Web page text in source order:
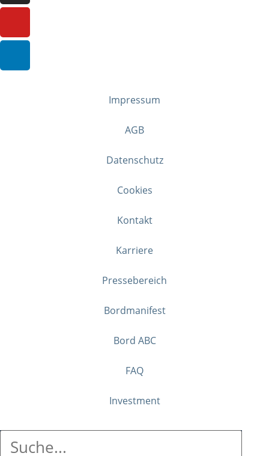
Impressum
AGB
Datenschutz
Cookies
Kontakt
Karriere
Pressebereich
Bordmanifest
Bord ABC
FAQ
Investment